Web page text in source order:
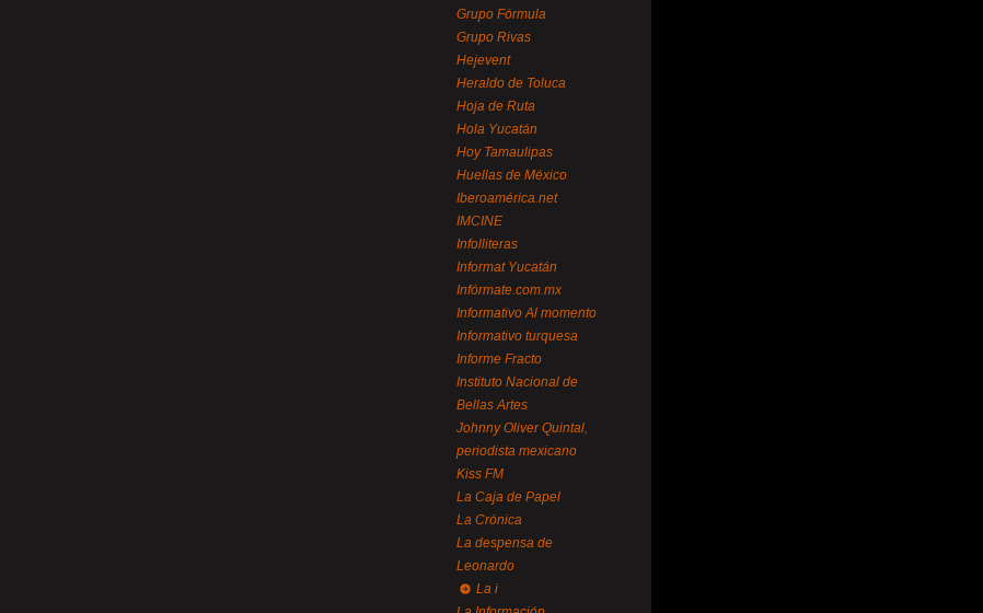
Grupo Fórmula
Grupo Rivas
Hejevent
Heraldo de Toluca
Hoja de Ruta
Hola Yucatán
Hoy Tamaulipas
Huellas de México
Iberoamérica.net
IMCINE
Infolliteras
Informat Yucatán
Infórmate.com.mx
Informativo Al momento
Informativo turquesa
Informe Fracto
Instituto Nacional de
Bellas Artes
Johnny Oliver Quintal,
periodista mexicano
Kiss FM
La Caja de Papel
La Crónica
La despensa de
Leonardo
La i